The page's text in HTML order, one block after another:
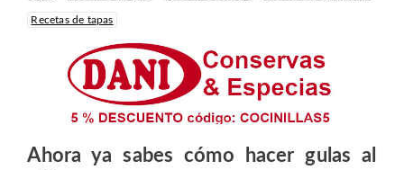
Recetas de tapas
Ahora ya sabes cómo hacer gulas al